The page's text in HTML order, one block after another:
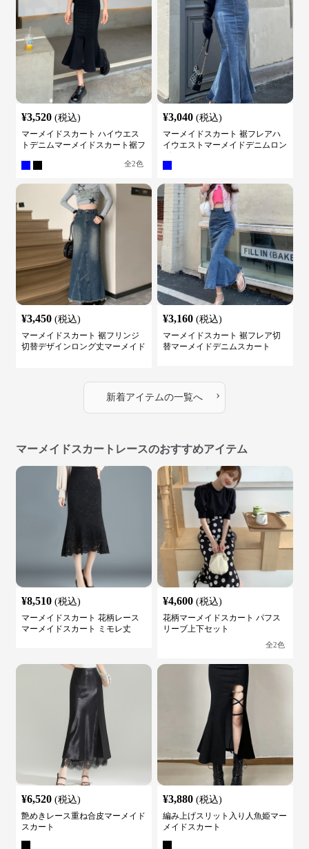
¥3,520 (税込)
マーメイドスカート ハイウエス
トデニムマーメイドスカート裾フ
全2色
¥3,040 (税込)
マーメイドスカート 裾フレアハ
イウエストマーメイドデニムロン
¥3,450 (税込)
マーメイドスカート 裾フリンジ
切替デザインロング丈マーメイド
¥3,160 (税込)
マーメイドスカート 裾フレア切
替マーメイドデニムスカート
新着アイテムの一覧へ ›
マーメイドスカートレースのおすすめアイテム
¥8,510 (税込)
マーメイドスカート 花柄レース
マーメイドスカート ミモレ丈
¥4,600 (税込)
花柄マーメイドスカート パフス
リーブ上下セット
全2色
¥6,520 (税込)
艶めきレース重ね合皮マーメイド
スカート
¥3,880 (税込)
編み上げスリット入り人魚姫マー
メイドスカート